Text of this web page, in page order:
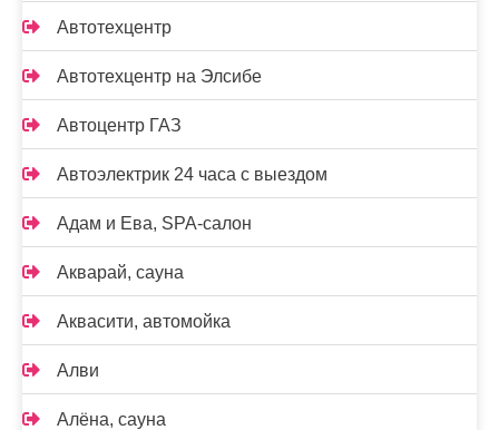
Автотехцентр
Автотехцентр на Элсибе
Автоцентр ГАЗ
Автоэлектрик 24 часа с выездом
Адам и Ева, SPA-салон
Акварай, сауна
Аквасити, автомойка
Алви
Алёна, сауна